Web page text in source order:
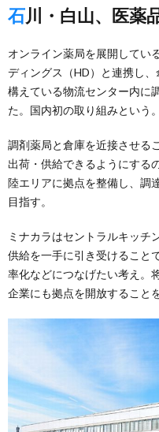
石川・白山、医
オンライン薬局を展開してい
ディングス（HD）と連携し
構えている物流センター内に
た。国内初の取り組みという。
調剤薬局と倉庫を近接させる
出荷・供給できるようにする
陸エリアに拠点を整備し、調
目指す。
ミナカラはセントラルキッチ
供給を一手に引き受けること
率化などにつなげたい考え。
企業にも拠点を開放すること